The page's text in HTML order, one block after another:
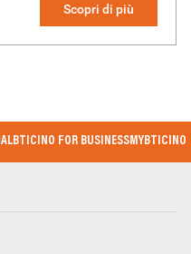
Scopri di più
BTICINO FOR BUSINESSMYBTICINO